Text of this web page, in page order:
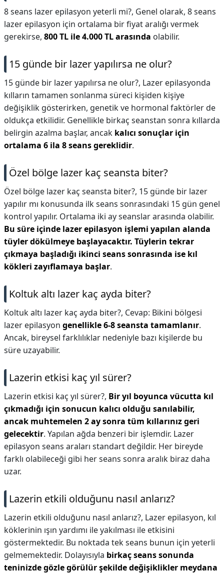
8 seans lazer epilasyon yeterli mi?, Genel olarak, 8 seans
lazer epilasyon için ortalama bir fiyat aralığı vermek
gerekirse, 800 TL ile 4.000 TL arasında olabilir.
15 günde bir lazer yapılırsa ne olur?
15 günde bir lazer yapılırsa ne olur?, Lazer epilasyonda
kılların tamamen sonlanma süreci kişiden kişiye
değişiklik gösterirken, genetik ve hormonal faktörler de
oldukça etkilidir. Genellikle birkaç seanstan sonra kıllarda
belirgin azalma başlar, ancak kalıcı sonuçlar için
ortalama 6 ila 8 seans gereklidir.
Özel bölge lazer kaç seansta biter?
Özel bölge lazer kaç seansta biter?, 15 günde bir lazer
yapılır mı konusunda ilk seans sonrasındaki 15 gün genel
kontrol yapılır. Ortalama iki ay seanslar arasında olabilir.
Bu süre içinde lazer epilasyon işlemi yapılan alanda
tüyler dökülmeye başlayacaktır. Tüylerin tekrar
çıkmaya başladığı ikinci seans sonrasında ise kıl
kökleri zayıflamaya başlar.
Koltuk altı lazer kaç ayda biter?
Koltuk altı lazer kaç ayda biter?, Cevap: Bikini bölgesi
lazer epilasyon genellikle 6-8 seansta tamamlanır.
Ancak, bireysel farklılıklar nedeniyle bazı kişilerde bu
süre uzayabilir.
Lazerin etkisi kaç yıl sürer?
Lazerin etkisi kaç yıl sürer?, Bir yıl boyunca vücutta kıl
çıkmadığı için sonucun kalıcı olduğu sanılabilir,
ancak muhtemelen 2 ay sonra tüm kıllarınız geri
gelecektir. Yapılan ağda benzeri bir işlemdir. Lazer
epilasyon seans araları standart değildir. Her bireyde
farklı olabileceği gibi her seans sonra aralık biraz daha
uzar.
Lazerin etkili olduğunu nasıl anlarız?
Lazerin etkili olduğunu nasıl anlarız?, Lazer epilasyon, kıl
köklerinin ışın yardımı ile yakılması ile etkisini
göstermektedir. Bu noktada tek seans bunun için yeterli
gelmemektedir. Dolayısıyla birkaç seans sonunda
teninizde gözle görülür şekilde değişiklikler meydana